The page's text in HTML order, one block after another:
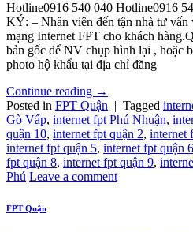
Hotline0916 540 040 Hotline0916
KÝ: – Nhân viên đến tận nhà tư vấn
mạng Internet FPT cho khách
bản gốc để NV chụp hình lại , hoặc
photo hộ khẩu tại địa chỉ đăng
Continue reading →
Posted in FPT Quận | Tagged
Gò Vấp, internet fpt Phú Nhuận,
quận 10, internet fpt quận 2, internet
internet fpt quận 5, internet fpt quận 6
fpt quận 8, internet fpt quận 9,
Phú Leave a comment
FPT Quận